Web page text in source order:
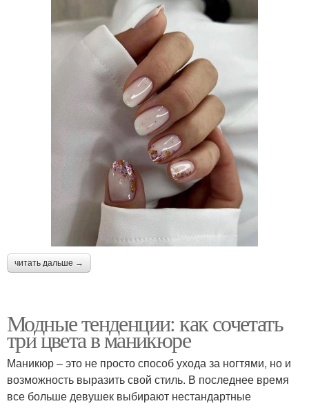
читать дальше →
Модные тенденции: как сочетать
три цвета в маникюре
Маникюр – это не просто способ ухода за ногтями, но и
возможность выразить свой стиль. В последнее время
все больше девушек выбирают нестандартные